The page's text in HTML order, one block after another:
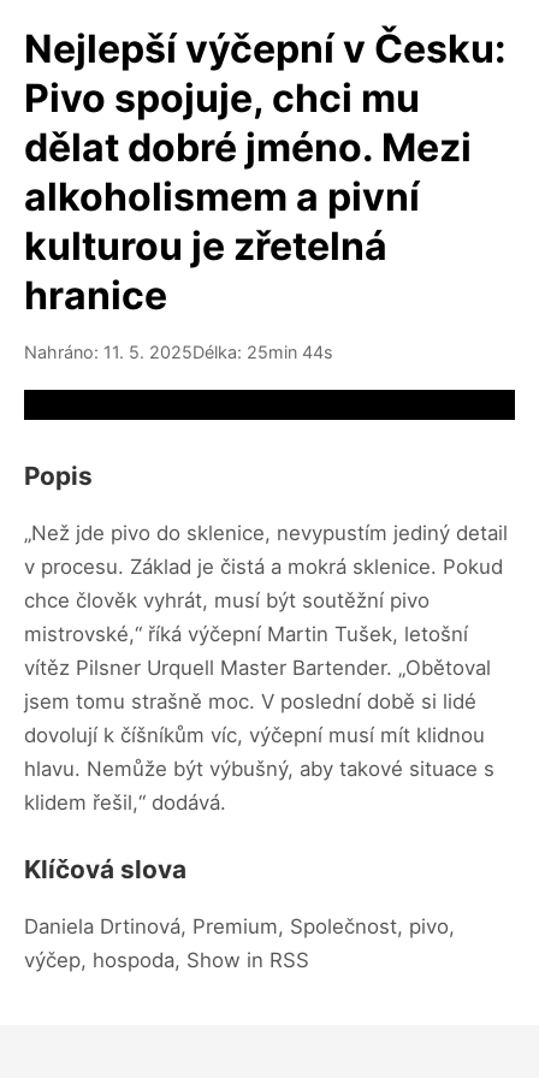
Nejlepší výčepní v Česku:
Pivo spojuje, chci mu
dělat dobré jméno. Mezi
alkoholismem a pivní
kulturou je zřetelná
hranice
Nahráno: 11. 5. 2025Délka: 25min 44s
Popis
„Než jde pivo do sklenice, nevypustím jediný detail
v procesu. Základ je čistá a mokrá sklenice. Pokud
chce člověk vyhrát, musí být soutěžní pivo
mistrovské,“ říká výčepní Martin Tušek, letošní
vítěz Pilsner Urquell Master Bartender. „Obětoval
jsem tomu strašně moc. V poslední době si lidé
dovolují k číšníkům víc, výčepní musí mít klidnou
hlavu. Nemůže být výbušný, aby takové situace s
klidem řešil,“ dodává.
Klíčová slova
Daniela Drtinová, Premium, Společnost, pivo,
výčep, hospoda, Show in RSS